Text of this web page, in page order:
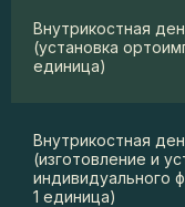
Внутрикостная
(установка
единица)
Внутрикостная
(изготовление и
индивидуального
1 единица)